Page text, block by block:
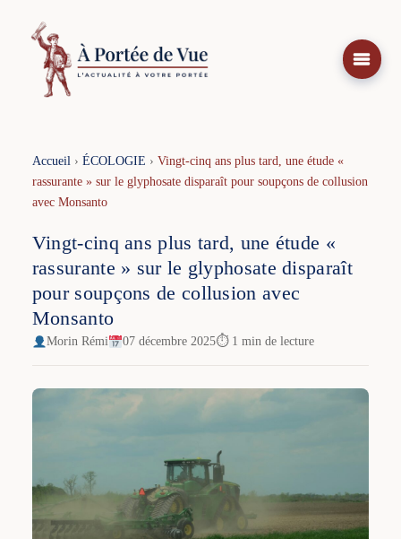
contenu
Accueil› ÉCOLOGIE › Vingt-cinq ans plus tard, une étude «
rassurante » sur le glyphosate disparaît pour soupçons de collusion
avec Monsanto
Vingt-cinq ans plus tard, une étude «
rassurante » sur le glyphosate disparaît
pour soupçons de collusion avec
Monsanto
Morin Rémi 07 décembre 2025⏱ 1 min de lecture